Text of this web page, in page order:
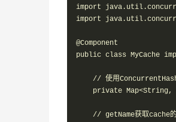
import
import
@Component
public class MyCache
// 使用
private Map<String,
// getName获取cache的名